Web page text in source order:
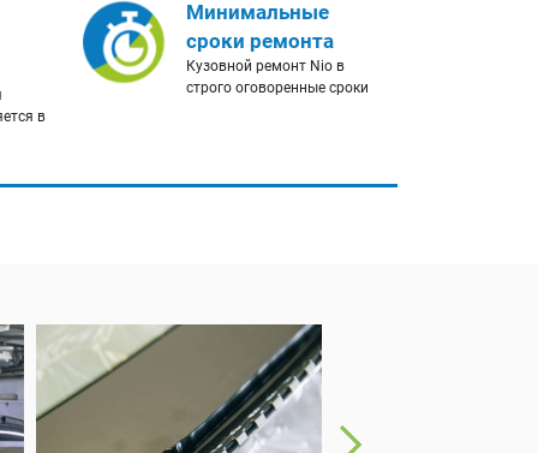
в
Минимальные
сроки ремонта
Кузовной ремонт Nio в
строго оговоренные сроки